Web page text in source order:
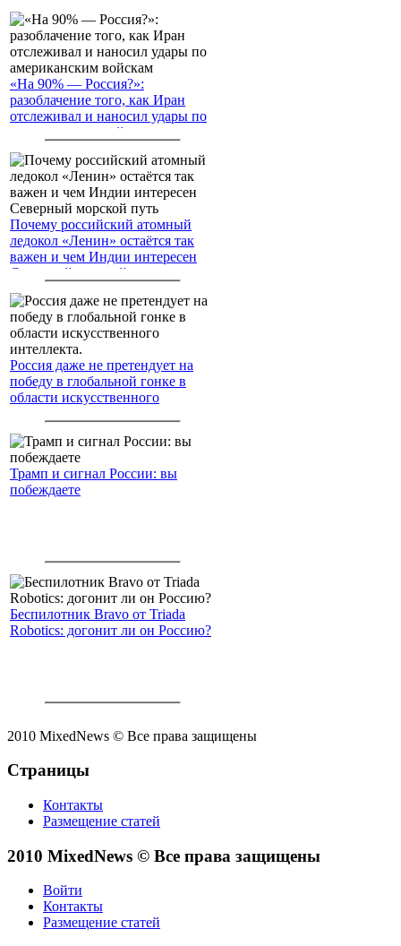
«На 90% — Россия?»:
разоблачение того, как Иран
отслеживал и наносил удары по
американским войскам
Почему российский атомный
ледокол «Ленин» остаётся так
важен и чем Индии интересен
Северный морской путь
Россия даже не претендует на
победу в глобальной гонке в
области искусственного
Трамп и сигнал России: вы
побеждаете
Беспилотник Bravo от Triada
Robotics: догонит ли он Россию?
2010 MixedNews © Все права защищены
Страницы
Контакты
Размещение статей
2010 MixedNews © Все права защищены
Войти
Контакты
Размещение статей